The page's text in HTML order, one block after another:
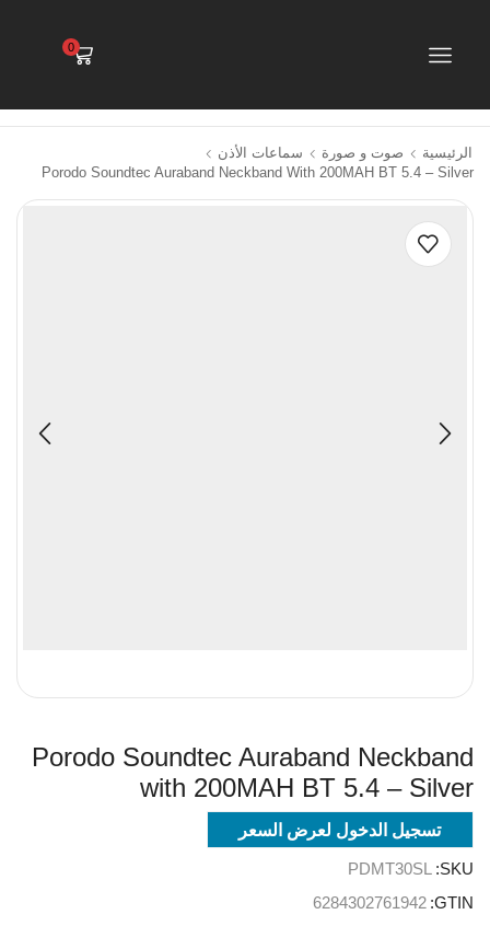
0
الرئيسية صوت و صورة
سماعات الأذن
Porodo Soundtec Auraband Neckband With 200MAH BT 5.4 – Silver
Porodo Soundtec Auraband Neckband
with 200MAH BT 5.4 – Silver
تسجيل الدخول لعرض السعر
SKU:
PDMT30SL
GTIN:
6284302761942